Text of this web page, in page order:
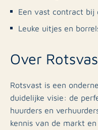
Een vast contract bij
Leuke uitjes en
Over
Rotsvast is een
duidelijke visie: de
huurders en
kennis van de markt